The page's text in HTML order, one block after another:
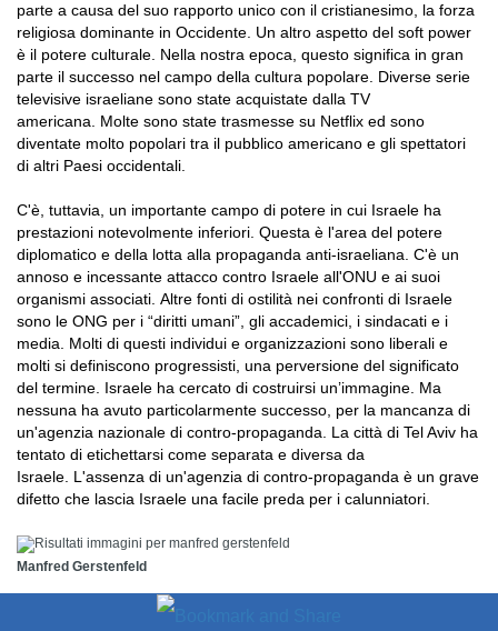
parte a causa del suo rapporto unico con il cristianesimo, la forza
religiosa dominante in Occidente. Un altro aspetto del soft power
è il potere culturale. Nella nostra epoca, questo significa in gran
parte il successo nel campo della cultura popolare. Diverse serie
televisive israeliane sono state acquistate dalla TV
americana. Molte sono state trasmesse su Netflix ed sono
diventate molto popolari tra il pubblico americano e gli spettatori
di altri Paesi occidentali.
C'è, tuttavia, un importante campo di potere in cui Israele ha
prestazioni notevolmente inferiori. Questa è l'area del potere
diplomatico e della lotta alla propaganda anti-israeliana. C'è un
annoso e incessante attacco contro Israele all'ONU e ai suoi
organismi associati. Altre fonti di ostilità nei confronti di Israele
sono le ONG per i “diritti umani”, gli accademici, i sindacati e i
media. Molti di questi individui e organizzazioni sono liberali e
molti si definiscono progressisti, una perversione del significato
del termine. Israele ha cercato di costruirsi un’immagine. Ma
nessuna ha avuto particolarmente successo, per la mancanza di
un'agenzia nazionale di contro-propaganda. La città di Tel Aviv ha
tentato di etichettarsi come separata e diversa da
Israele. L'assenza di un'agenzia di contro-propaganda è un grave
difetto che lascia Israele una facile preda per i calunniatori.
Manfred Gerstenfeld